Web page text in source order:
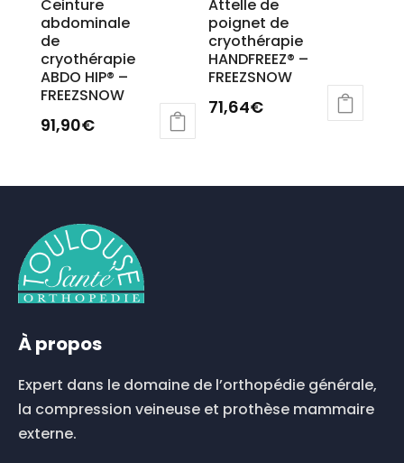
Ceinture
abdominale
de
cryothérapie
ABDO HIP® –
FREEZSNOW
91,90€
a
variations.
Les
options
peuvent
être
sur
page
du
Attelle de
poignet de
cryothérapie
HANDFREEZ® –
FREEZSNOW
71,64€
À propos
Expert dans le domaine de l’orthopédie générale,
la compression veineuse et prothèse mammaire
externe.